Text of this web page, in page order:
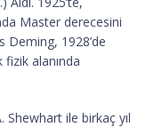
Master derecesini
Deming, 1928’de
alanında
ile birkaç yıl